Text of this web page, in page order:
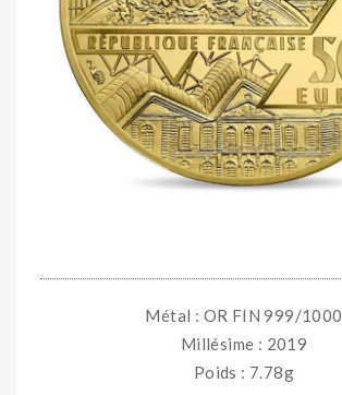
Métal : OR FIN 999/1000
Millésime : 2019
Poids : 7.78g